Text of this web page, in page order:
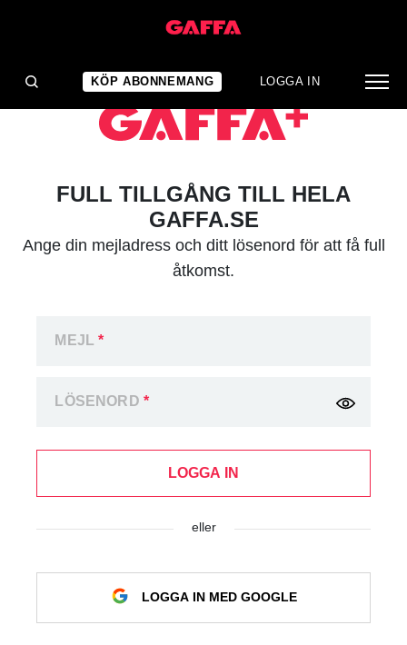
KÖP ABONNEMANG LOGGA IN
FULL TILLGÅNG TILL HELA
GAFFA.SE
Ange din mejladress och ditt lösenord för att få full
åtkomst.
MEJL*
LÖSENORD *
LOGGA IN
eller
LOGGA IN MED GOOGLE